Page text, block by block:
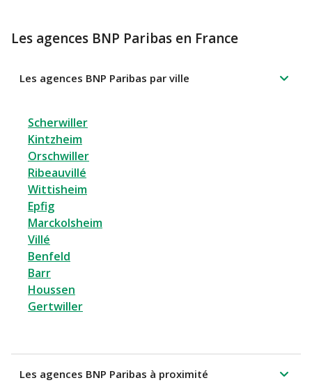
Les agences BNP Paribas en France
Les agences BNP Paribas par ville
Scherwiller
Kintzheim
Orschwiller
Ribeauvillé
Wittisheim
Epfig
Marckolsheim
Villé
Benfeld
Barr
Houssen
Gertwiller
Les agences BNP Paribas à proximité